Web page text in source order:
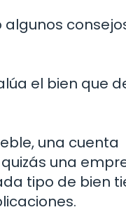
algunos
el bien que
una cuenta
una
tipo de bien